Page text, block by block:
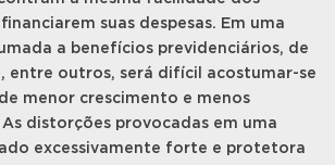
suas despesas. Em uma
a benefícios previdenciários, de
entre outros, será difícil acostumar-se
menor crescimento e menos
distorções provocadas em uma
excessivamente forte e protetora